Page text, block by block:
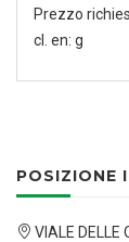
Prezzo
cl. en: g
POSIZIONE
VIALE DELLE